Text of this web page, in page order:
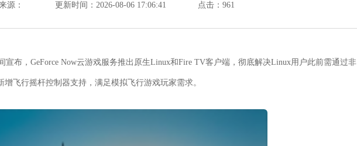
源： 更新时间：2026-08-06 17:06:41 点击： 961
宣布，GeForce Now云游戏服务推出原生Linux和Fire TV客户端，彻底解决Linux用户此前需通过非
飞行摇杆控制器支持，满足模拟飞行游戏玩家需求。